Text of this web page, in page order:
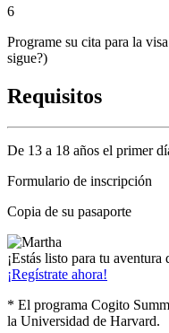
6
Programe su cita para la
sigue?)
Requisitos
De 13 a 18 años el primer
Formulario de inscripción
Copia de su pasaporte
¡Estás listo para tu aventura
¡Regístrate ahora!
* El programa Cogito
la Universidad de Harvard.